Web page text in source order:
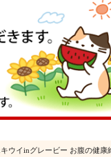
ウイinグレービー お腹の健康